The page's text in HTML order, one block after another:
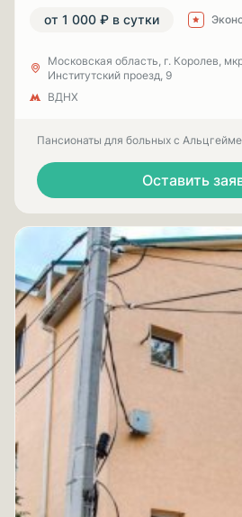
от 1 000 ₽ в сутки
Московская область, г. Королев,
Институтский проезд, 9
ВДНХ
Пансионаты для больных с
Оставить